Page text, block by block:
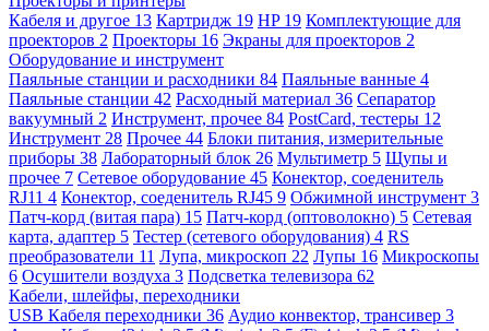
Кабеля и другое 13 Картридж 19 HP 19 Комплектующие для
проекторов 2 Проекторы 16 Экраны для проекторов 2
Оборудование и инструмент
Паяльные станции и расходники 84 Паяльные ванные 4
Паяльные станции 42 Расходный материал 36 Сепаратор
вакуумный 2 Инструмент, прочее 84 PostCard, тестеры 12
Инструмент 28 Прочее 44 Блоки питания, измерительные
приборы 38 Лабораторный блок 26 Мультиметр 5 Щупы и
прочее 7 Сетевое оборудование 45 Конектор, соеденитель
RJ11 4 Конектор, соеденитель RJ45 9 Обжимной инструмент 3
Патч-корд (витая пара) 15 Патч-корд (оптоволокно) 5 Сетевая
карта, адаптер 5 Тестер (сетевого оборудования) 4 RS
преобразователи 11 Лупа, микроскоп 22 Лупы 16 Микроскопы
6 Осушители воздуха 3 Подсветка телевизора 62
Кабели, шлейфы, переходники
USB Кабеля переходники 36 Аудио конвектор, трансивер 3